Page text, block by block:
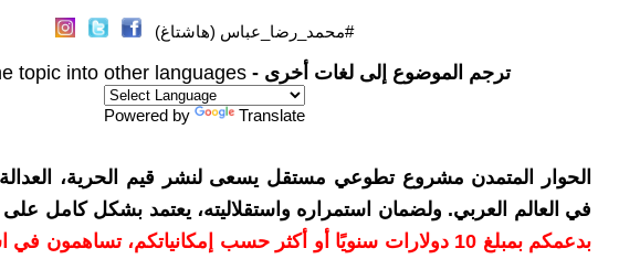
#محمد_رضا_عباس (هاشتاغ)
ترجم الموضوع إلى لغات أخرى - topic into other languages
Powered by Translate
الحوار المتمدن مشروع تطوعي مستقل يسعى لنشر قيم الحرية، العدالة
في العالم العربي. ولضمان استمراره واستقلاليته، يعتمد بشكل كامل
بدعمكم بمبلغ 10 دولارات سنويًا أو أكثر حسب إمكانياتكم، تساهمون